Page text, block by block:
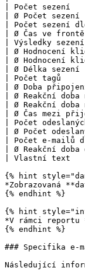
| Počet
| Ø Počet
| Počet
| Ø Čas ve
| Výsledky
| Ø
| Ø
| Ø Délka
| Počet
| Ø Doba
| Ø Reakční
| Ø Reakční
| Ø Čas mezi
| Počet
| Ø Počet
| Počet e-
| Ø Reakční
| Vlastní
{% hint
*Zobrazovaná
{% endhint %}
{% hint
*V rámci
{% endhint %}
### Specifika e-
Následující